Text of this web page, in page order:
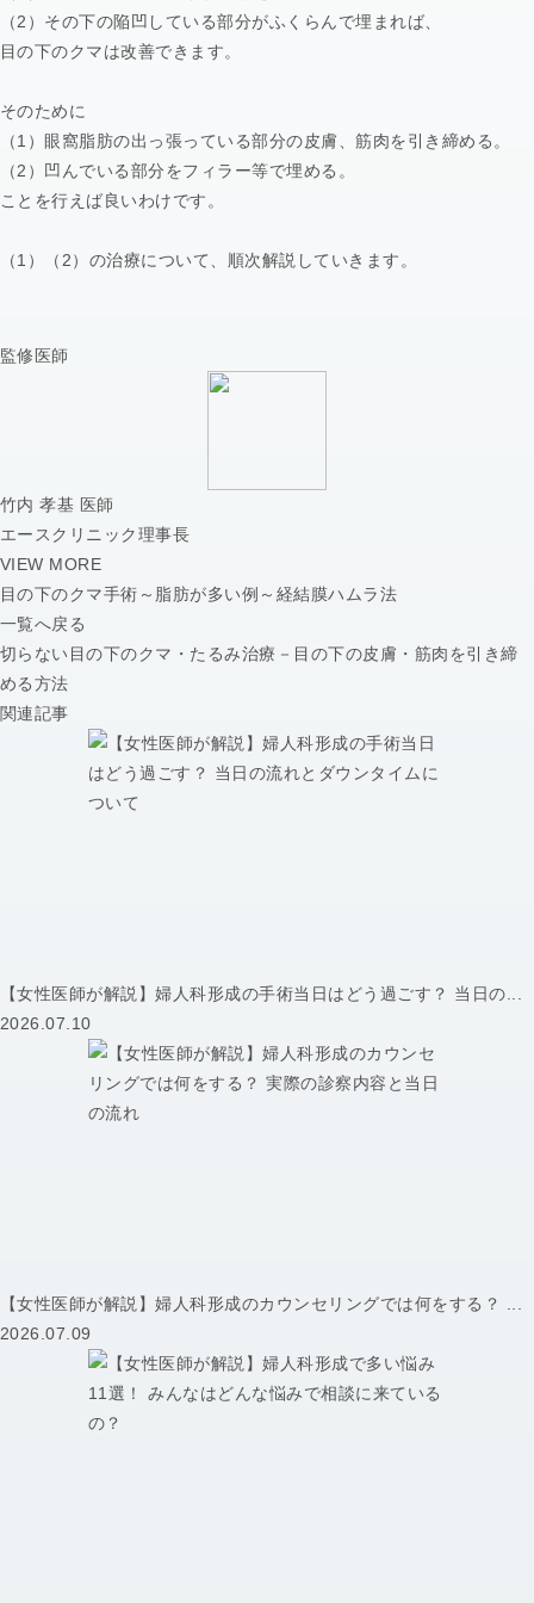
（2）その下の陥凹している部分がふくらんで埋まれば、
目の下のクマは改善できます。
そのために
（1）眼窩脂肪の出っ張っている部分の皮膚、筋肉を引き締める。
（2）凹んでいる部分をフィラー等で埋める。
ことを行えば良いわけです。
（1）（2）の治療について、順次解説していきます。
監修医師
竹内 孝基 医師
エースクリニック理事長
VIEW MORE
目の下のクマ手術～脂肪が多い例～経結膜ハムラ法
一覧へ戻る
切らない目の下のクマ・たるみ治療－目の下の皮膚・筋肉を引き締
める方法
関連記事
【女性医師が解説】婦人科形成の手術当日はどう過ごす？ 当日の...
2026.07.10
【女性医師が解説】婦人科形成のカウンセリングでは何をする？ ...
2026.07.09